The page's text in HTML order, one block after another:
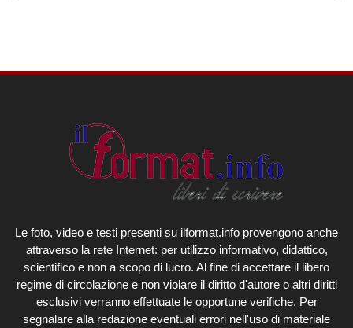
Le foto, video e testi presenti su ilformat.info provengono anche
attraverso la rete Internet: per utilizzo informativo, didattico,
scientifico e non a scopo di lucro. Al fine di accettare il libero
regime di circolazione e non violare il diritto d'autore o altri diritti
esclusivi verranno effettuate le opportune verifiche. Per
segnalare alla redazione eventuali errori nell'uso di materiale